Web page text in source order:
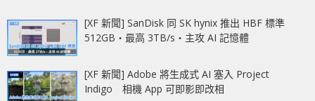
[XF 新聞] SanDisk 同 SK hynix 推出 HBF 標準
512GB‧最高 3TB/s‧主攻 AI 記憶體
[XF 新聞] Adobe 將生成式 AI 塞入 Project
Indigo 相機 App 可即影即改相